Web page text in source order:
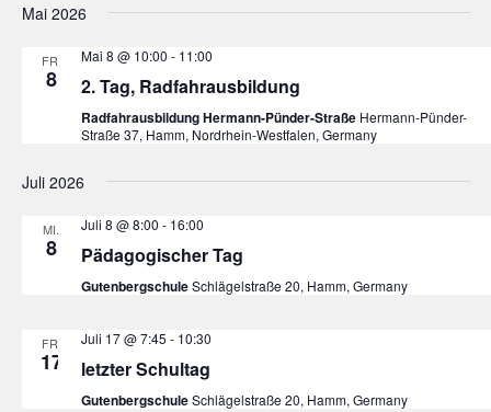
Mai 2026
FR.
8
Mai 8 @ 10:00 - 11:00
2. Tag, Radfahrausbildung
Radfahrausbildung Hermann-Pünder-Straße Hermann-Pünder-
Straße 37, Hamm, Nordrhein-Westfalen, Germany
Juli 2026
MI.
8
Juli 8 @ 8:00 - 16:00
Pädagogischer Tag
GutenbergschuleSchlägelstraße 20, Hamm, Germany
FR.
17
Juli 17 @ 7:45 - 10:30
letzter Schultag
GutenbergschuleSchlägelstraße 20, Hamm, Germany